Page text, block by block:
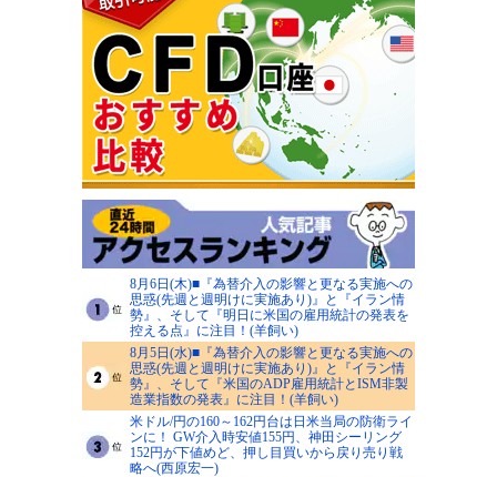
8月6日(木)■『為替介入の影響と更なる実施への
思惑(先週と週明けに実施あり)』と『イラン情
勢』、そして『明日に米国の雇用統計の発表を
控える点』に注目！(羊飼い)
8月5日(水)■『為替介入の影響と更なる実施への
思惑(先週と週明けに実施あり)』と『イラン情
勢』、そして『米国のADP雇用統計とISM非製
造業指数の発表』に注目！(羊飼い)
米ドル/円の160～162円台は日米当局の防衛ライ
ンに！ GW介入時安値155円、神田シーリング
152円が下値めど、押し目買いから戻り売り戦
略へ(西原宏一)